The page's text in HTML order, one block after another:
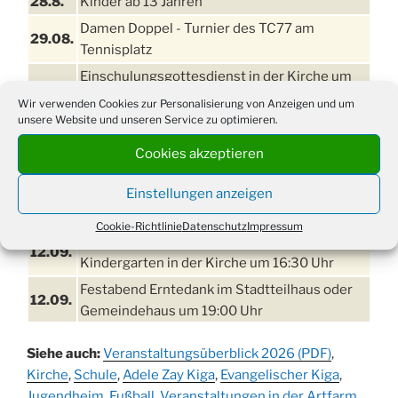
Wir verwenden Cookies zur Personalisierung von Anzeigen und um
unsere Website und unseren Service zu optimieren.
Cookies akzeptieren
Einstellungen anzeigen
Cookie-RichtlinieDatenschutzImpressum
29.08.
Damen Doppel - Turnier des TC77 am
Tennisplatz
Einschulungsgottesdienst in der Kirche um
09:00 Uhr
11. bis
Erntefest in Drabenderhöhe
Disco für Jung und Junggebliebene
(Ernteverein) im Stadtteilhaus oder
Gemeindehaus um 20:00 Uhr
12.09.
Kindergarten in der Kirche um 16:30 Uhr
12.09.
Festabend Erntedank im Stadtteilhaus oder
Gemeindehaus um 19:00 Uhr
13.09.
Stadtteilhaus um 14:00 Uhr
Schlagerabend im Stadtteilhaus
Siehe auch:Veranstaltungsüberblick 2026 (PDF),
Kirche, Schule,Adele Zay Kiga, Evangelischer Kiga,